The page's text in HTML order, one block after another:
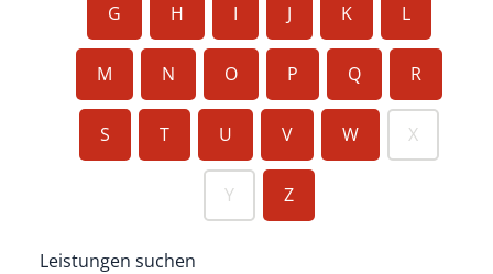
G H I J K L
M N O P Q R
S T U V W X
Y Z
Leistungen suchen